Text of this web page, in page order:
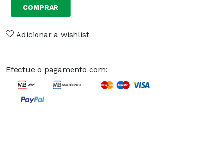
COMPRAR
Adicionar a wishlist
Efectue o pagamento com: